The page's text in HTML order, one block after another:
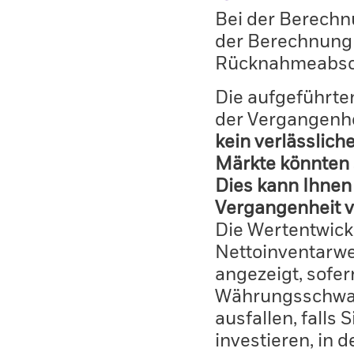
Bei der
der
Die
der
kein
Märkte
Dies kann
Vergangenheit
Die
angezeigt,
ausfallen, falls
investieren, in